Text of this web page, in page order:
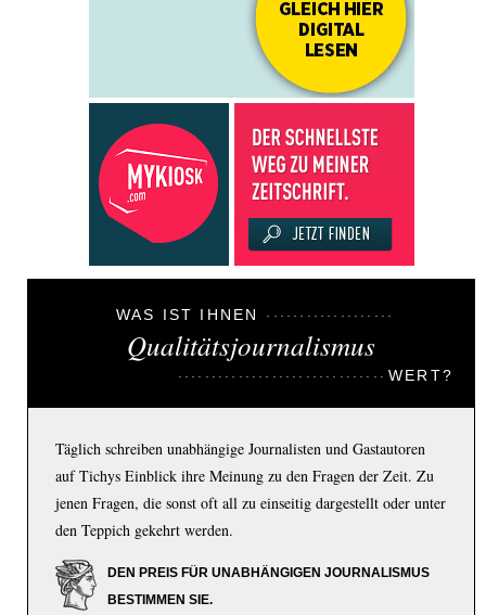
WAS IST IHNEN
Qualitätsjournalismus
WERT?
Täglich schreiben unabhängige Journalisten und Gastautoren
auf Tichys Einblick ihre Meinung zu den Fragen der Zeit. Zu
jenen Fragen, die sonst oft all zu einseitig dargestellt oder unter
den Teppich gekehrt werden.
DEN PREIS FÜR UNABHÄNGIGEN JOURNALISMUS
BESTIMMEN SIE.